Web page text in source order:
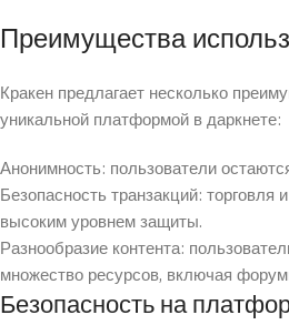
Преимущества
Кракен предлагает несколько
уникальной платформой в даркнете:
Анонимность: пользователи
Безопасность транзакций: торговля
высоким уровнем защиты.
Разнообразие контента:
множество ресурсов, включая
Безопасность на